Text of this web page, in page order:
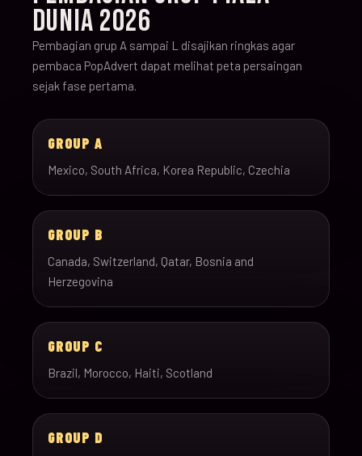
DUNIA 2026
Pembagian grup A sampai L disajikan ringkas agar
pembaca PopAdvert dapat melihat peta persaingan
sejak fase pertama.
GROUP A
Mexico, South Africa, Korea Republic, Czechia
GROUP B
Canada, Switzerland, Qatar, Bosnia and
Herzegovina
GROUP C
Brazil, Morocco, Haiti, Scotland
GROUP D